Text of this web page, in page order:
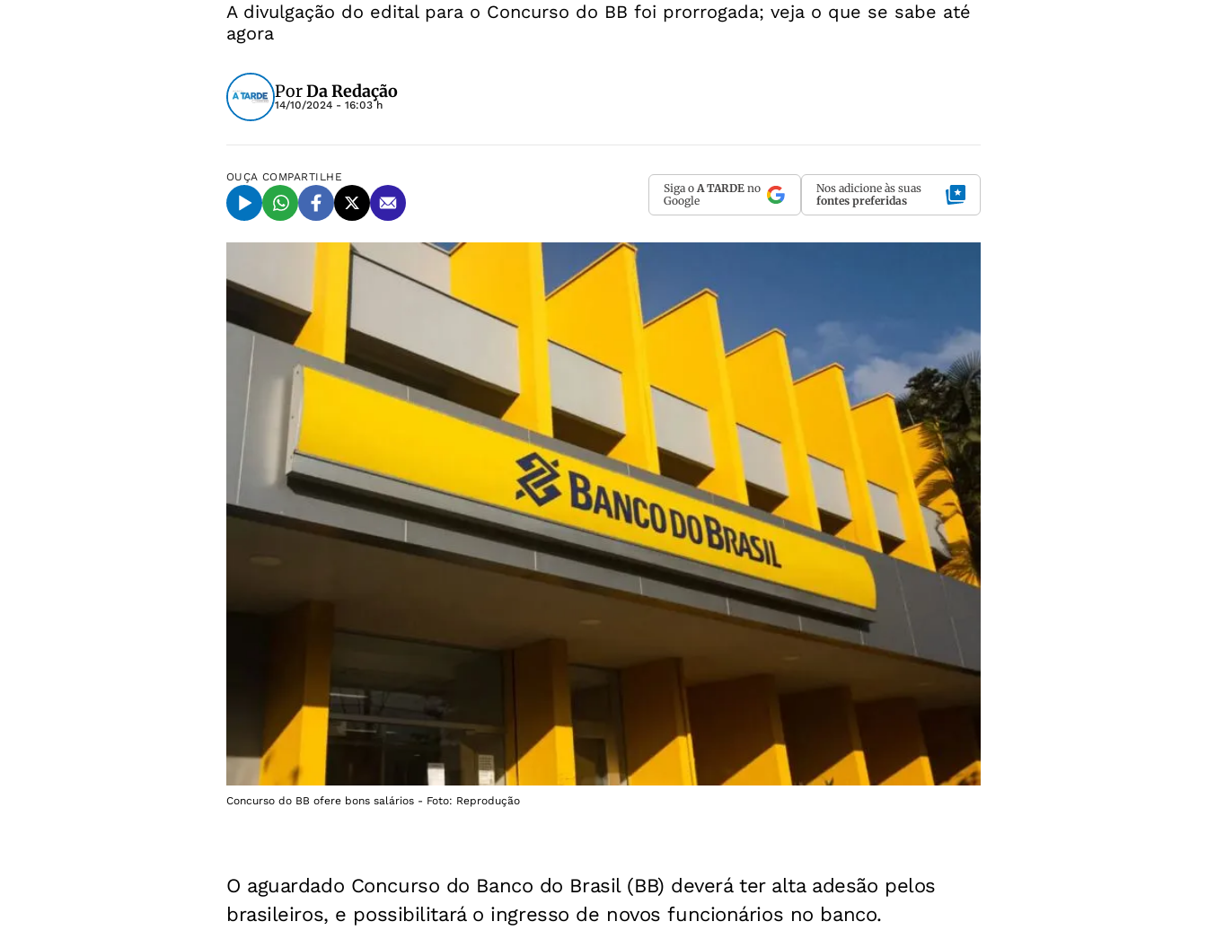
A divulgação do edital para o Concurso do BB foi prorrogada; veja o que se sabe até
agora
PorDa Redação
14/10/2024 - 16:03 h
OUÇA COMPARTILHE
Siga o A TARDE no
Google
Nos adicione às suas
fontes preferidas
Concurso do BB ofere bons salários - Foto: Reprodução
O aguardado Concurso do Banco do Brasil (BB) deverá ter alta adesão pelos
brasileiros, e possibilitará o ingresso de novos funcionários no banco.